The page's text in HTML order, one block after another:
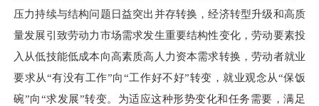
压力持续与结构问题日益突出并存转换，经济转型升级和高质
量发展引致劳动力市场需求发生重要结构性变化，劳动要素投
入从低技能低成本向高素质高人力资本需求转换，劳动者就业
要求从“有没有工作”向“工作好不好”转变，就业观念从“保饭
碗”向“求发展”转变。为适应这种形势变化和任务需要，满足